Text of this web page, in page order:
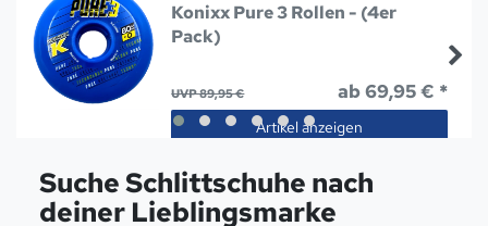
Konixx Pure 3 Rollen - (4er
Pack)
UVP 89,95 € ab 69,95 € *
Artikel anzeigen
Suche Schlittschuhe nach
deiner Lieblingsmarke